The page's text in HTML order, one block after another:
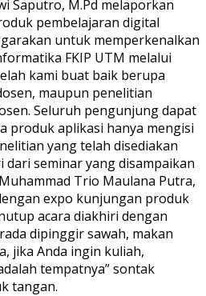
Saputro, M.Pd melaporkan
pembelajaran digital
untuk memperkenalkan
FKIP UTM melalui
kami buat baik berupa
maupun penelitian
Seluruh pengunjung dapat
produk aplikasi hanya mengisi
yang telah disediakan
dari seminar yang disampaikan
Trio Maulana Putra,
expo kunjungan produk
acara diakhiri dengan
dipinggir sawah, makan
jika Anda ingin kuliah,
tempatnya” sontak
tangan.